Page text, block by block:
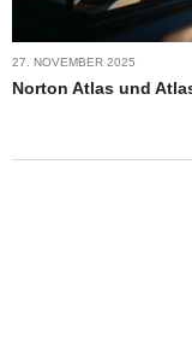
27. NOVEMBER 2025
Norton Atlas und